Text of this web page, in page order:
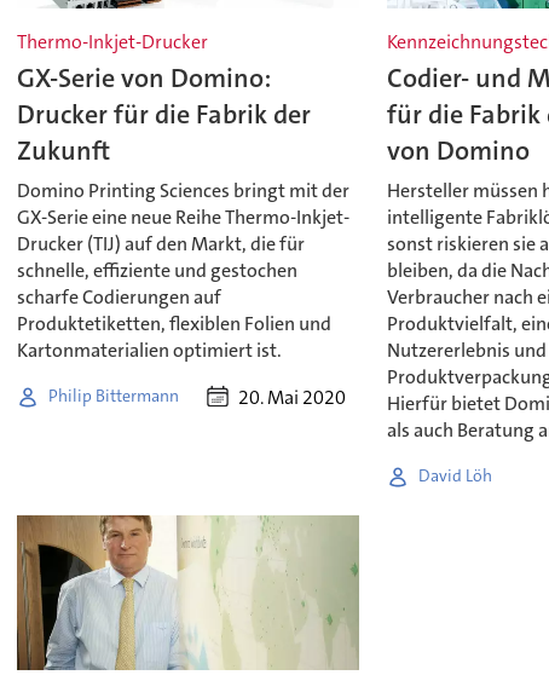
Thermo-Inkjet-Drucker
GX-Serie von Domino:
Drucker für die Fabrik der
Zukunft
Domino Printing Sciences bringt mit der
GX-Serie eine neue Reihe Thermo-Inkjet-
Drucker (TIJ) auf den Markt, die für
schnelle, effiziente und gestochen
scharfe Codierungen auf
Produktetiketten, flexiblen Folien und
Kartonmaterialien optimiert ist.
Philip Bittermann 20. Mai 2020
Codier- und
für die
von Domino
Hersteller müssen
intelligente
sonst riskieren sie
bleiben, da die
Verbraucher nach
Produktvielfalt,
Nutzererlebnis
Hierfür bietet
als auch Beratung
David Löh